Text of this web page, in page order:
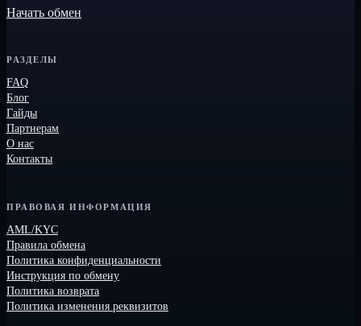
Начать обмен
РАЗДЕЛЫ
FAQ
Блог
Гайды
Партнерам
О нас
Контакты
ПРАВОВАЯ ИНФОРМАЦИЯ
AML/KYC
Правила обмена
Политика конфиденциальности
Инструкция по обмену
Политика возврата
Политика изменения реквизитов